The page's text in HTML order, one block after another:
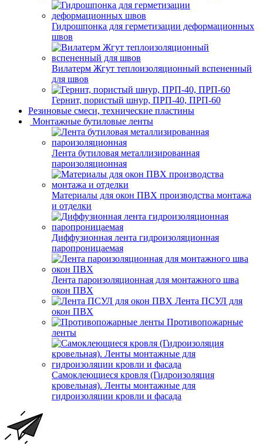
Гидрошпонка для герметизации деформационных
швов
Вилатерм Жгут теплоизоляционный вспененный
для швов
Гернит, пористый шнур, ПРП-40, ПРП-60
Резиновые смеси, технические пластины
Монтажные бутиловые ленты
Лента бутиловая металлизированная
пароизоляционная
Материалы для окон ПВХ производства монтажа
и отделки
Диффузионная лента гидроизоляционная
паропроницаемая
Лента пароизоляционная для монтажного шва
окон ПВХ
Лента ПСУЛ для
окон ПВХ
Противопожарные
ленты
Самоклеющиеся кровля (Гидроизоляция
кровельная). Ленты монтажные для
гидроизоляции кровли и фасада